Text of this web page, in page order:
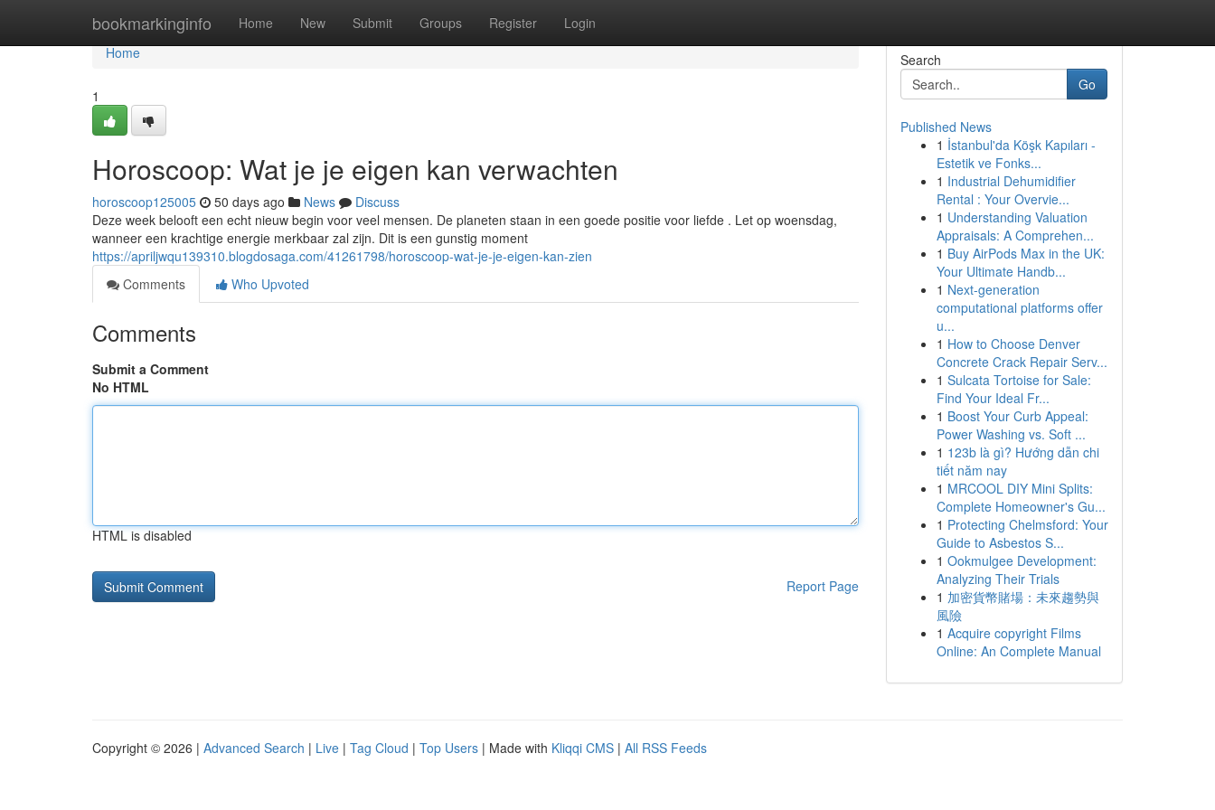
bookmarkinginfo Home New Submit Groups Register Login
Home
Home
1
Horoscoop: Wat je je eigen kan verwachten
horoscoop125005 50 days ago News
Discuss
Deze week belooft een echt nieuw begin voor veel mensen. De planeten staan in een goede positie voor liefde . Let op woensdag,
wanneer een krachtige energie merkbaar zal zijn. Dit is een gunstig moment
https://apriljwqu139310.blogdosaga.com/41261798/horoscoop-wat-je-je-eigen-kan-zien
Comments
Who Upvoted
Comments
Submit a Comment
No HTML
HTML is disabled
Report Page
Search
Go
Published News
1 İstanbul'da Köşk Kapıları -
Estetik ve Fonks...
1 Industrial Dehumidifier
Rental : Your Overvie...
1 Understanding Valuation
Appraisals: A Comprehen...
1 Buy AirPods Max in the UK:
Your Ultimate Handb...
1 Next-generation
computational platforms offer
u...
1 How to Choose Denver
Concrete Crack Repair Serv...
1 Sulcata Tortoise for Sale:
Find Your Ideal Fr...
1 Boost Your Curb Appeal:
Power Washing vs. Soft ...
1 123b là gì? Hướng dẫn chi
tiết năm nay
1 MRCOOL DIY Mini Splits:
Complete Homeowner's Gu...
1 Protecting Chelmsford: Your
Guide to Asbestos S...
1 Ookmulgee Development:
Analyzing Their Trials
1 加密貨幣賭場：未來趨勢與
風險
1 Acquire copyright Films
Online: An Complete Manual
Copyright © 2026 | Advanced Search | Live | Tag Cloud | Top Users | Made with Kliqqi CMS | All RSS Feeds